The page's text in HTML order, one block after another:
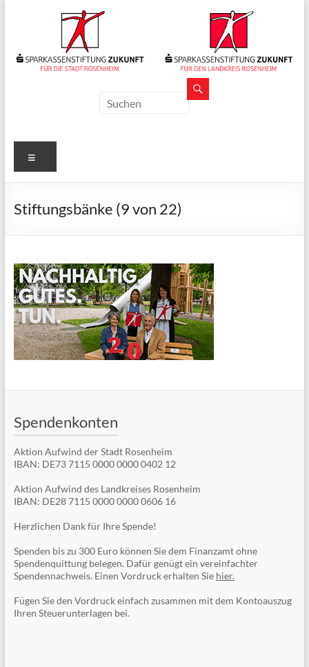
Sparkassenstiftungen
Für
Stadt
und
Rosenheim
Stiftungsbänke (9 von 22)
Spendenkonten
Aktion Aufwind der Stadt Rosenheim
IBAN: DE73 7115 0000 0000 0402 12
Aktion Aufwind des Landkreises Rosenheim
IBAN: DE28 7115 0000 0000 0606 16
Herzlichen Dank für Ihre Spende!
Spenden bis zu 300 Euro können Sie dem Finanzamt ohne
Spendenquittung belegen. Dafür genügt ein vereinfachter
Spendennachweis. Einen Vordruck erhalten Sie hier.
Fügen Sie den Vordruck einfach zusammen mit dem Kontoauszug
Ihren Steuerunterlagen bei.